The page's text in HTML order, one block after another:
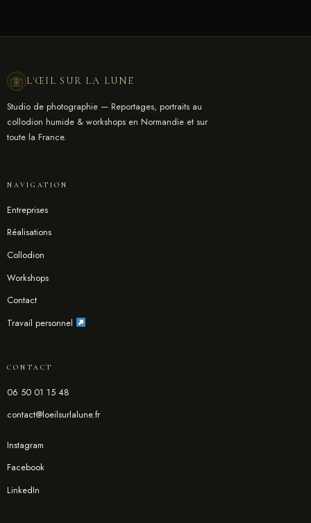
L'ŒIL SUR LA LUNE
Studio de photographie — Reportages, portraits au
collodion humide & workshops en Normandie et sur
toute la France.
NAVIGATION
Entreprises
Réalisations
Collodion
Workshops
Contact
Travail personnel
CONTACT
06 50 01 15 48
contact@loeilsurlalune.fr
Instagram
Facebook
LinkedIn